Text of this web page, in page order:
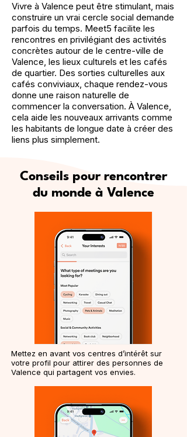
Vivre à Valence peut être stimulant, mais
construire un vrai cercle social demande
parfois du temps. Meet5 facilite les
rencontres en privilégiant des activités
concrètes autour de le centre-ville de
Valence, les lieux culturels et les cafés
de quartier. Des sorties culturelles aux
cafés conviviaux, chaque rendez-vous
donne une raison naturelle de
commencer la conversation. À Valence,
cela aide les nouveaux arrivants comme
les habitants de longue date à créer des
liens plus simplement.
Conseils pour rencontrer
du monde à Valence
Mettez en avant vos centres d’intérêt sur
votre profil pour attirer des personnes de
Valence qui partagent vos envies.